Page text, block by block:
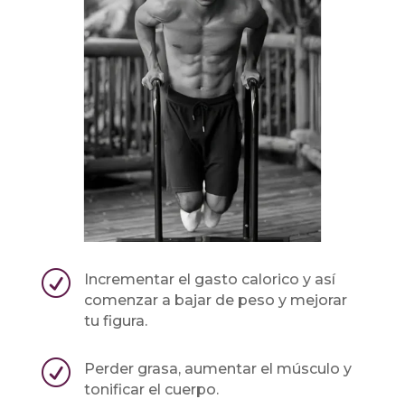
R
Incrementar el gasto calorico y así
comenzar a bajar de peso y mejorar
tu figura.
R
Perder grasa, aumentar el músculo y
tonificar el cuerpo.